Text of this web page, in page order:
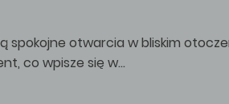
spokojne otwarcia w bliskim
co wpisze się w…